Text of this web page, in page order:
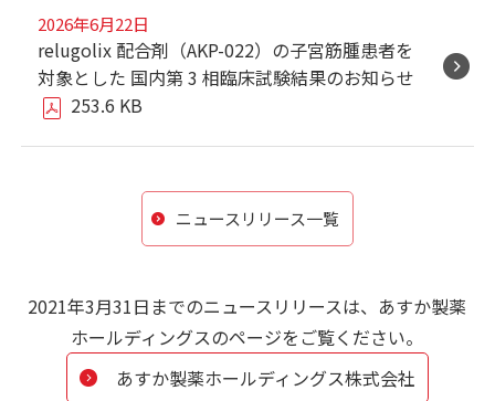
2026年6月22日
relugolix 配合剤（AKP-022）の子宮筋腫患者を
対象とした 国内第 3 相臨床試験結果のお知らせ
253.6 KB
ニュースリリース一覧
2021年3月31日までのニュースリリースは、あすか製薬
ホールディングスのページをご覧ください。
あすか製薬ホールディングス株式会社